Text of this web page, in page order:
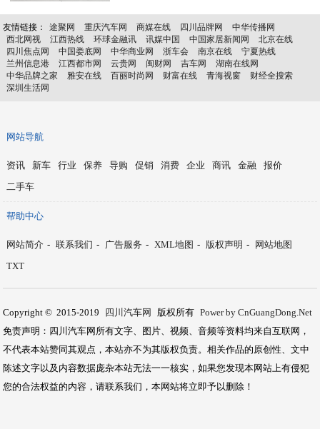
友情链接： 途聚网 重庆汽车网 商媒在线 四川品牌网
中华传播网
西北网视
江西热线 环球金融讯 讯媒中国 中国家居新闻网
北京在线
四川焦点网
中国娄底网 中华商业网 浙车会 南京在线
宁夏热线
兰州信息港
江西都市网 云贵网 闽财网 吉车网
湖南在线网
中华品牌之家
雅安在线 百丽时尚网 财富在线 青海视窗
财经全搜索
深圳生活网
网站导航
资讯 新车 行业 保养 导购 促销 消费 企业 商讯 金融
报价
二手车
帮助中心
网站简介 - 联系我们 - 广告服务 - XML地图 - 版权声明 - 网站地图
TXT
Copyright © 2015-2019 四川汽车网 版权所有 Power by CnGuangDong.Net
免责声明：四川汽车网所有文字、图片、视频、音频等资料均来自互联网，
不代表本站赞同其观点，本站亦不为其版权负责。相关作品的原创性、文中
陈述文字以及内容数据庞杂本站无法一一核实，如果您发现本网站上有侵犯
您的合法权益的内容，请联系我们，本网站将立即予以删除！